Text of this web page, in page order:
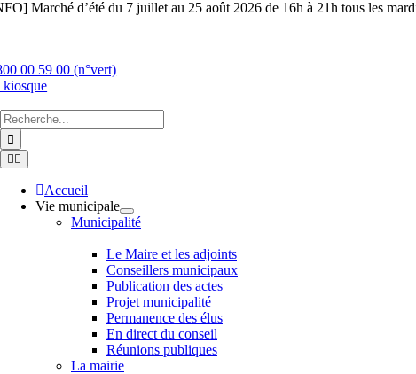
SkipMarché d’été du 7 juillet au 25 août 2026 de 16h à 21h tous les
00 59 00 (n°vert)
kiosque
Chercher
:
Toggle
Navigation
Accueil
Vie municipale
Municipalité
Le Maire et les adjoints
Conseillers municipaux
Publication des actes
Projet municipalité
Permanence des élus
En direct du conseil
Réunions publiques
La mairie